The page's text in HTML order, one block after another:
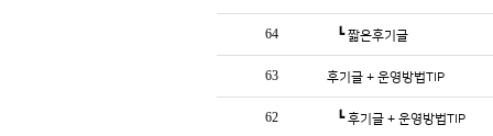
64 ┗짧은후기글
63 후기글 + 운영방법TIP
62 ┗후기글 + 운영방법TIP